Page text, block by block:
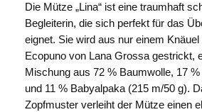
Die Mütze „Lina“ ist eine traumhaft
Begleiterin, die sich perfekt für das
eignet. Sie wird aus nur einem
Ecopuno von Lana Grossa gestrickt,
Mischung aus 72 % Baumwolle, 17
und 11 % Babyalpaka (215 m/50 g).
Zopfmuster verleiht der Mütze einen